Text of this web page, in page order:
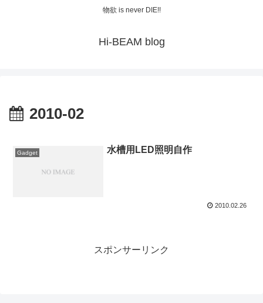
物欲 is never DIE!!
Hi-BEAM blog
2010-02
Gadget 水槽用LED照明自作
2010.02.26
スポンサーリンク